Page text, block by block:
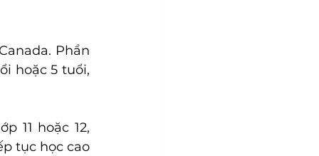
Phần
hoặc 5 tuổi,
11 hoặc 12,
tục học cao